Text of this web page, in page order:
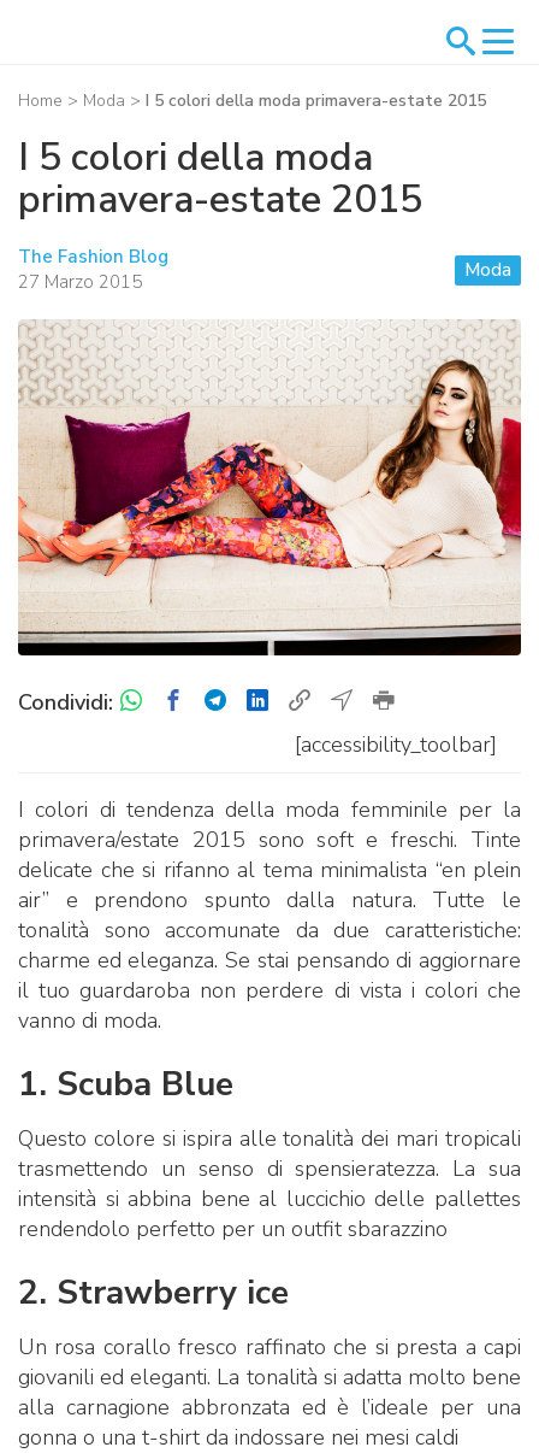
Home > Moda > I 5 colori della moda primavera-estate 2015
I 5 colori della moda
primavera-estate 2015
The Fashion Blog
27 Marzo 2015
Moda
Condividi:
[accessibility_toolbar]
I colori di tendenza della moda femminile per la
primavera/estate 2015 sono soft e freschi. Tinte
delicate che si rifanno al tema minimalista “en plein
air” e prendono spunto dalla natura. Tutte le
tonalità sono accomunate da due caratteristiche:
charme ed eleganza. Se stai pensando di aggiornare
il tuo guardaroba non perdere di vista i colori che
vanno di moda.
1. Scuba Blue
Questo colore si ispira alle tonalità dei mari tropicali
trasmettendo un senso di spensieratezza. La sua
intensità si abbina bene al luccichio delle pallettes
rendendolo perfetto per un outfit sbarazzino
2. Strawberry ice
Un rosa corallo fresco raffinato che si presta a capi
giovanili ed eleganti. La tonalità si adatta molto bene
alla carnagione abbronzata ed è l’ideale per una
gonna o una t-shirt da indossare nei mesi caldi